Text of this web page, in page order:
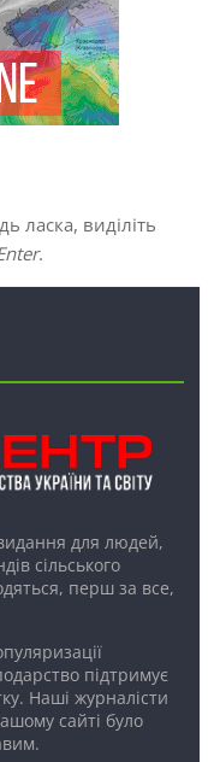
ласка, виділіть
.
для людей,
сільського
перш за все,
підтримує
Наші журналісти
сайті було